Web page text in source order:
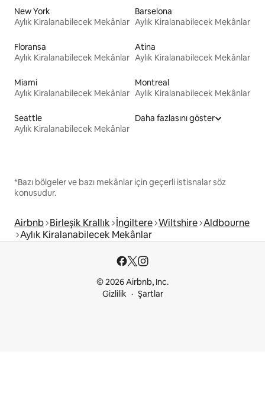
New York
Aylık Kiralanabilecek Mekânlar
Barselona
Aylık Kiralanabilecek Mekânlar
Floransa
Aylık Kiralanabilecek Mekânlar
Atina
Aylık Kiralanabilecek Mekânlar
Miami
Aylık Kiralanabilecek Mekânlar
Montreal
Aylık Kiralanabilecek Mekânlar
Seattle
Aylık Kiralanabilecek Mekânlar
Daha fazlasını göster
*Bazı bölgeler ve bazı mekânlar için geçerli istisnalar söz
konusudur.
Airbnb Birleşik Krallık İngiltere Wiltshire Aldbourne
Aylık Kiralanabilecek Mekânlar
© 2026 Airbnb, Inc.
Gizlilik
Şartlar